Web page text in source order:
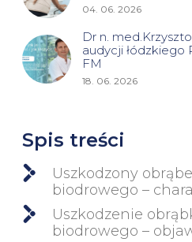
04. 06. 2026
Dr n.
audycji łódzkiego
FM
18. 06. 2026
Spis treści
Uszkodzony
biodrowego –
Uszkodzenie
biodrowego –